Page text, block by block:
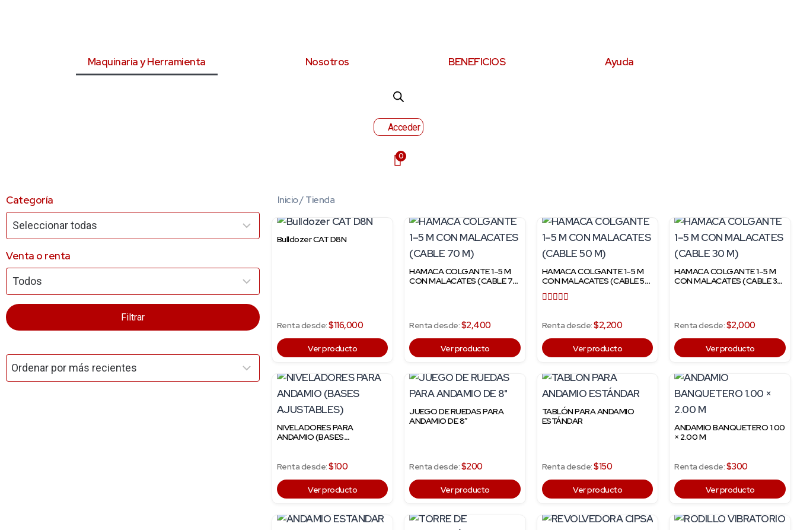
Maquinaria y Herramienta Nosotros BENEFICIOS Ayuda
Acceder
0
Categoría
Venta o renta
Filtrar
Inicio/ Tienda
Bulldozer CAT D8N
Renta desde:$116,000
Ver producto
HAMACA COLGANTE 1–5 M
CON MALACATES (CABLE 70
Renta desde:$2,400
Ver producto
HAMACA COLGANTE 1–5 M
CON MALACATES (CABLE 50
5.00
Renta desde:$2,200
Ver producto
HAMACA COLGANTE 1–5 M
CON MALACATES (CABLE 30
Renta desde:$2,000
Ver producto
NIVELADORES PARA
ANDAMIO (BASES
Renta desde:$100
Ver producto
JUEGO DE RUEDAS PARA
ANDAMIO DE 8″
Renta desde:$200
Ver producto
TABLÓN PARA ANDAMIO
ESTÁNDAR
Renta desde:$150
Ver producto
ANDAMIO BANQUETERO 1.00
× 2.00 M
Renta desde:$300
Ver producto